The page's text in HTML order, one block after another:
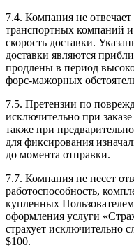
7.4. Компания не отвечает
транспортных компаний
скорость доставки.
доставки являются
продлены в период
форс-мажорных
7.5. Претензии по
исключительно при
также при
для фиксирования
до момента отправки.
7.7. Компания не несет
работоспособность,
купленных
оформления услуги
страхует исключительно
$100.